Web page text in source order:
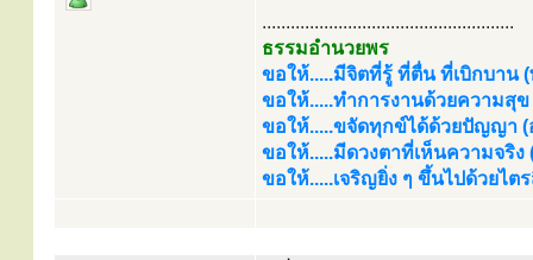
.....................................................
ธรรมอำนวยพร
ขอให้.....มีจิตที่รู้ ที่ตื่น ที่เบิกบาน
ขอให้.....ทำการงานด้วยความสุ
ขอให้.....ขจัดทุกข์ได้ด้วยปัญญา (
ขอให้.....มีดวงตาที่เห็นความจริ
ขอให้.....เจริญยิ่ง ๆ ขึ้นไปด้วยไ